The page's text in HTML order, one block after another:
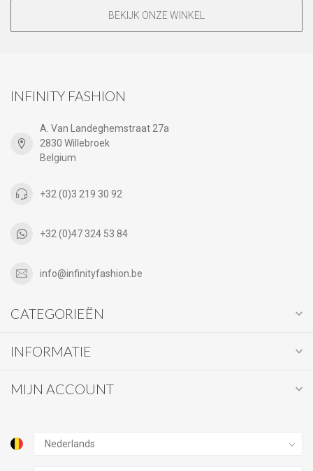
BEKIJK ONZE WINKEL
INFINITY FASHION
A. Van Landeghemstraat 27a
2830 Willebroek
Belgium
+32 (0)3 219 30 92
+32 (0)47 324 53 84
info@infinityfashion.be
CATEGORIEËN
INFORMATIE
MIJN ACCOUNT